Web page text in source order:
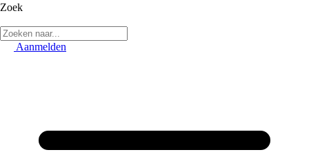
Zoek
Aanmelden